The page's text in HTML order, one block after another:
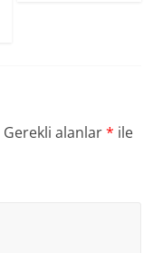
Gerekli alanlar* ile